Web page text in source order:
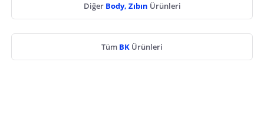
Diğer Body, Zıbın Ürünleri
Tüm BK Ürünleri